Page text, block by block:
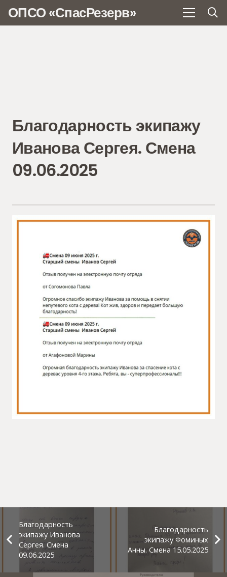
ОПСО «СпасРезерв»
Благодарность экипажу
Иванова Сергея. Смена
09.06.2025
Благодарность
экипажу Иванова
Сергея. Смена
09.06.2025
Благодарность
экипажу Фоминых
Анны. Смена 15.05.2025